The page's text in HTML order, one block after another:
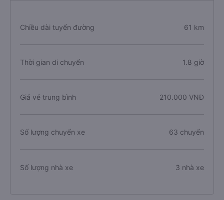
Chiều dài tuyến đường 61 km
Thời gian di chuyển 1.8 giờ
Giá vé trung bình 210.000 VNĐ
Số lượng chuyến xe 63 chuyến
Số lượng nhà xe 3 nhà xe